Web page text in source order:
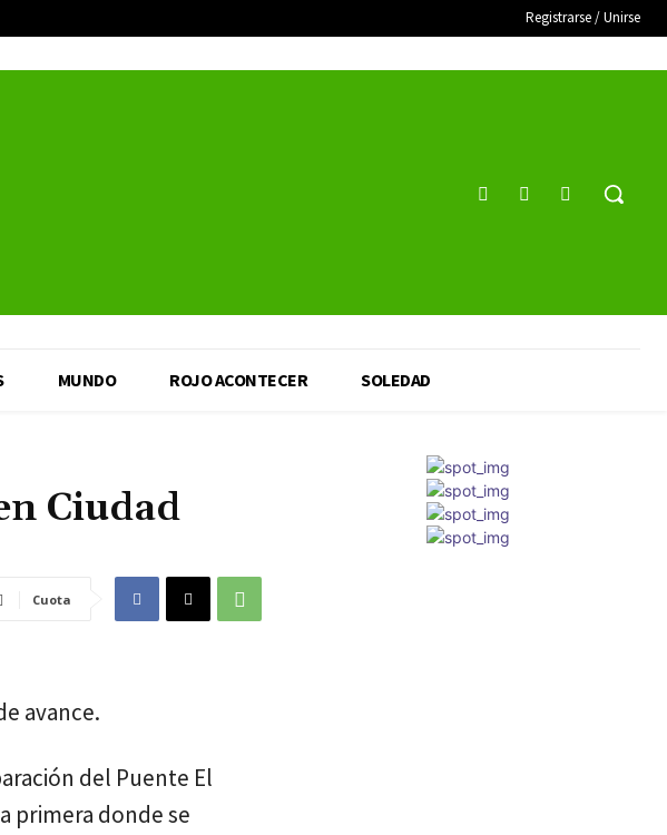
Registrarse / Unirse
MUNDO ROJO ACONTECER SOLEDAD
Ciudad
Cuota
avance.
del Puente El
primera donde se